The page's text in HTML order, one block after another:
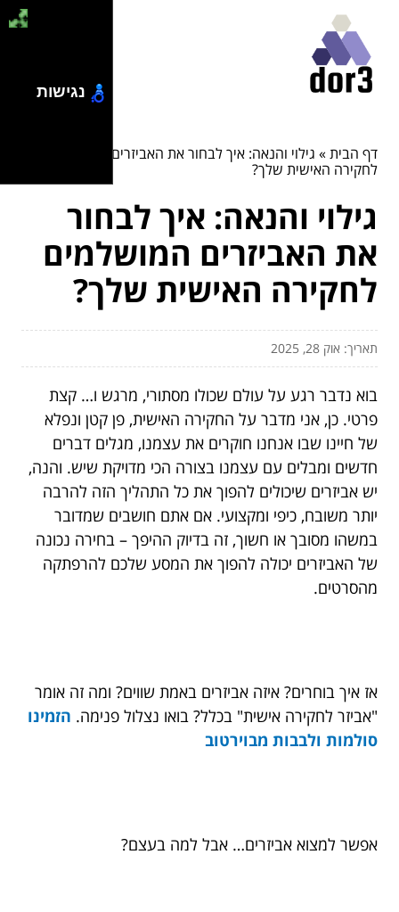
דף הבית» גילוי והנאה: איך לבחור את האביזרים המושלמים
לחקירה האישית שלך?
גילוי והנאה: איך לבחור
את האביזרים המושלמים
לחקירה האישית שלך?
תאריך: אוק 28, 2025
בוא נדבר רגע על עולם שכולו מסתורי, מרגש ו… קצת
פרטי. כן, אני מדבר על החקירה האישית, פן קטן ונפלא
של חיינו שבו אנחנו חוקרים את עצמנו, מגלים דברים
חדשים ומבלים עם עצמנו בצורה הכי מדויקת שיש. והנה,
יש אביזרים שיכולים להפוך את כל התהליך הזה להרבה
יותר משובח, כיפי ומקצועי. אם אתם חושבים שמדובר
במשהו מסובך או חשוך, זה בדיוק ההיפך – בחירה נכונה
של האביזרים יכולה להפוך את המסע שלכם להרפתקה
מהסרטים.
אז איך בוחרים? איזה אביזרים באמת שווים? ומה זה אומר
"אביזר לחקירה אישית" בכלל? בואו נצלול פנימה. הזמינו
סולמות ולבבות מבוירטוב
אפשר למצוא אביזרים… אבל למה בעצם?
נגישות